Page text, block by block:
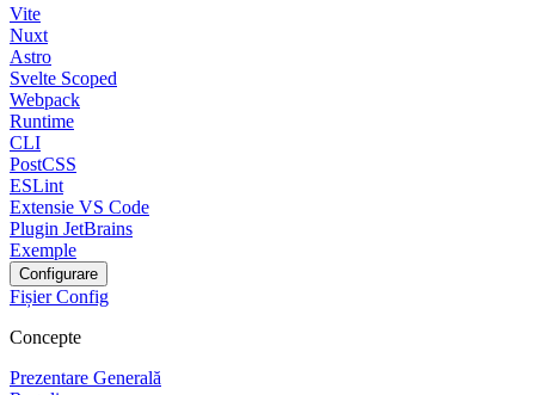
Vite
Nuxt
Astro
Svelte Scoped
Webpack
Runtime
CLI
PostCSS
ESLint
Extensie VS Code
Plugin JetBrains
Exemple
Configurare
Fișier Config
Concepte
Prezentare Generală